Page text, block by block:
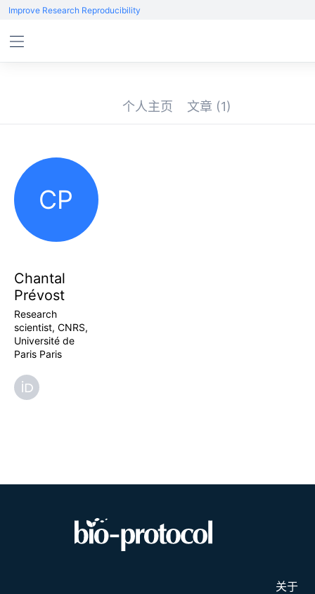
Improve Research Reproducibility
个人主页 文章 (1)
CP
Chantal
Prévost
Research
scientist, CNRS,
Université de
Paris Paris
关于